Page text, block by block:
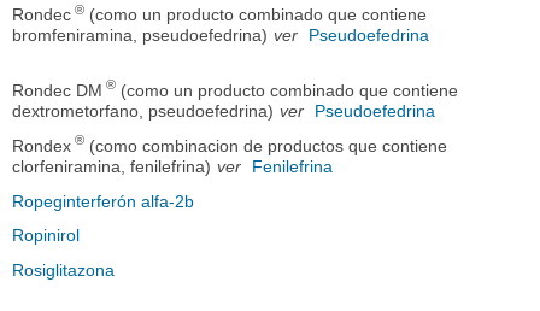
Rondec ® (como un producto combinado que contiene
bromfeniramina, pseudoefedrina) ver Pseudoefedrina
Rondec DM ® (como un producto combinado que contiene
dextrometorfano, pseudoefedrina) ver
Pseudoefedrina
Rondex ® (como combinacion de productos que contiene
clorfeniramina, fenilefrina) ver
Fenilefrina
Ropeginterferón alfa-2b
Ropinirol
Rosiglitazona